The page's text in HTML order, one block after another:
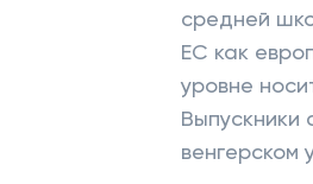
средней
ЕС как
уровне
венгерском